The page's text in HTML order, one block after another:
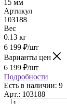
15 мм
Артикул
103188
Вес
0.13 кг
6 199 ₽/шт
Варианты цен
6 199 ₽/шт
Подробности
Есть в наличии: 9
Арт.: 103188